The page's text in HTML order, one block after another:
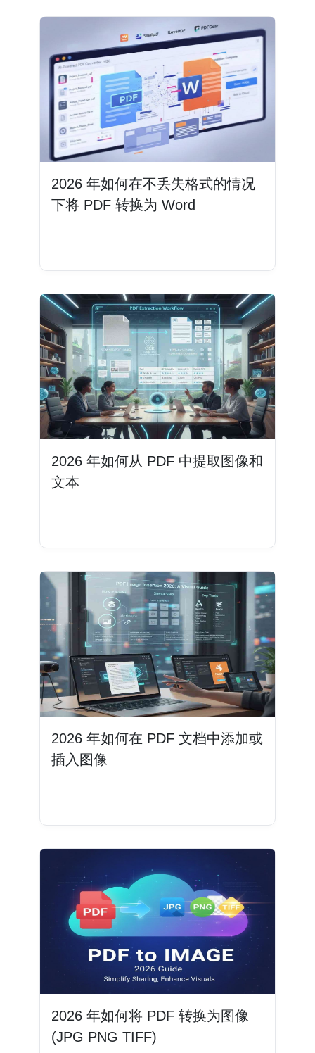
2026 年如何在不丢失格式的情况
下将 PDF 转换为 Word
2026 年如何从 PDF 中提取图像和
文本
2026 年如何在 PDF 文档中添加或
插入图像
2026 年如何将 PDF 转换为图像
(JPG PNG TIFF)